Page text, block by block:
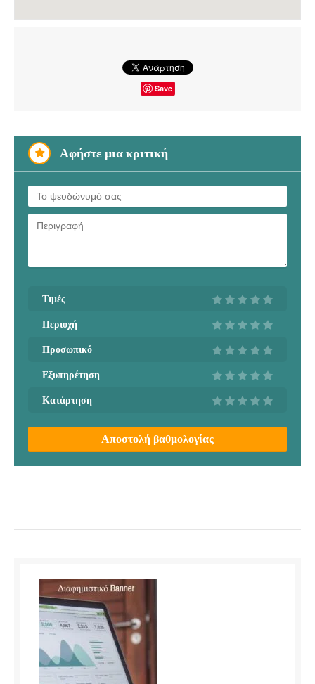
Save
Αφήστε μια κριτική
Τιμές
Περιοχή
Προσωπικό
Εξυπηρέτηση
Κατάρτηση
Αποστολή βαθμολογίας